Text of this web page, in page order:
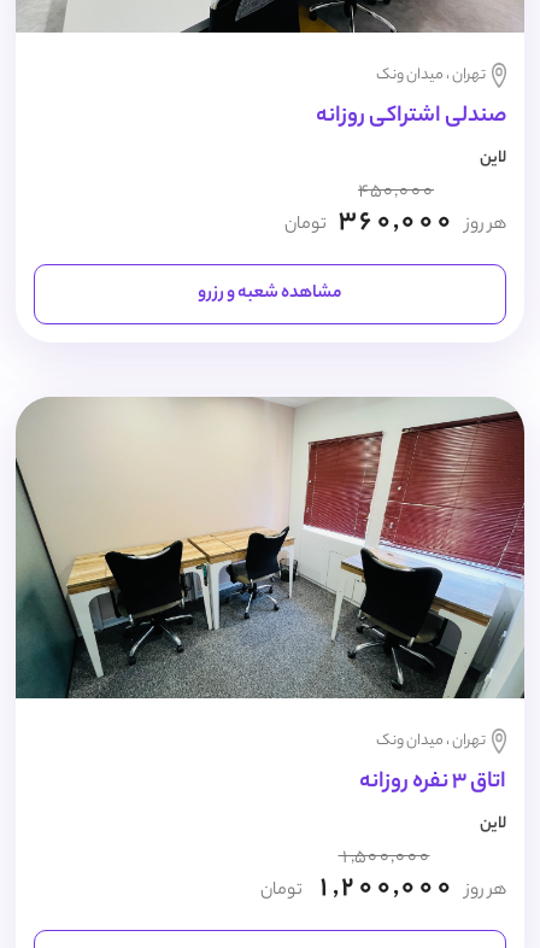
تهران ، میدان ونک
صندلی اشتراکی روزانه
لاین
هر روز
450,000
360,000 تومان
مشاهده شعبه و رزرو
تهران ، میدان ونک
اتاق 3 نفره روزانه
لاین
هر روز
1,500,000
1,200,000 تومان